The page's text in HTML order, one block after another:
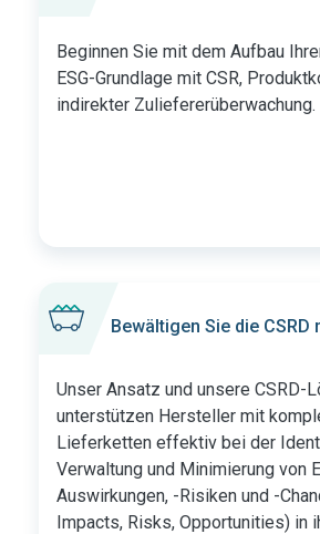
Beginnen Sie mit dem Aufbau
ESG-Grundlage mit CSR,
indirekter Zuliefererüberwachung.
Bewältigen Sie die CSRD
Unser Ansatz und unsere CSRD-
unterstützen Hersteller mit
Lieferketten effektiv bei der
Verwaltung und Minimierung von
Auswirkungen, -Risiken und -
Impacts, Risks, Opportunities) in